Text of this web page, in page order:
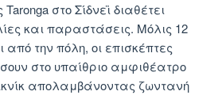
στο Σίδνεϊ διαθέτει
και παραστάσεις. Μόλις 12
την πόλη, οι επισκέπτες
στο υπαίθριο αμφιθέατρο
απολαμβάνοντας ζωντανή